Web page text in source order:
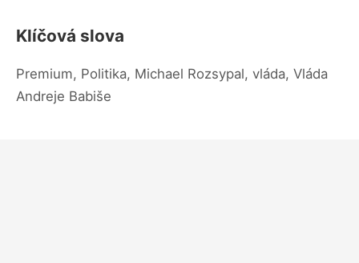
Klíčová slova
Premium, Politika, Michael Rozsypal, vláda, Vláda
Andreje Babiše